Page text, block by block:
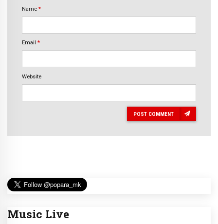
Name *
Email *
Website
POST COMMENT
Music Live